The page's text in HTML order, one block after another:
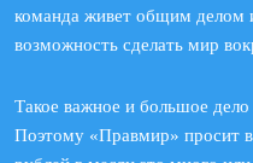
команда живет общим делом
возможность сделать мир
Такое важное и большое
Поэтому «Правмир» просит